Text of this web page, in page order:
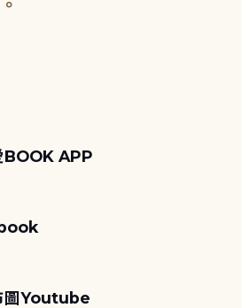
BOOK APP
圖Youtube